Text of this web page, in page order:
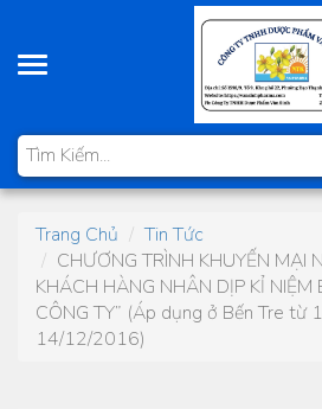
Toggle
Trang Chủ
Tin Tức
CHƯƠNG TRÌNH KHUYẾN MẠI
KHÁCH HÀNG NHÂN DỊP KỈ
CÔNG TY” (Áp dụng ở Bến Tre
14/12/2016)